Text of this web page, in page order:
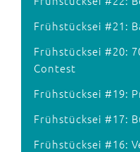
Frühstücksei #21:
Frühstücksei #20:
Contest
Frühstücksei #19:
Frühstücksei #17:
Frühstücksei #16: